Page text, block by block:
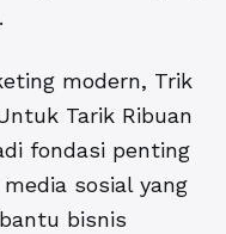
modern, Trik
Tarik Ribuan
fondasi penting
sosial yang
bisnis